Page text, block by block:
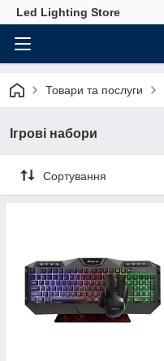
Led Lighting Store
Товари та послуги
Ігрові набори
Сортування